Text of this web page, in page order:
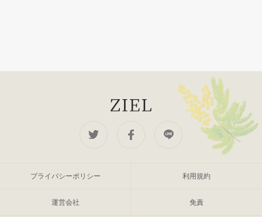
プライバシーポリシー 利用規約
運営会社 免責